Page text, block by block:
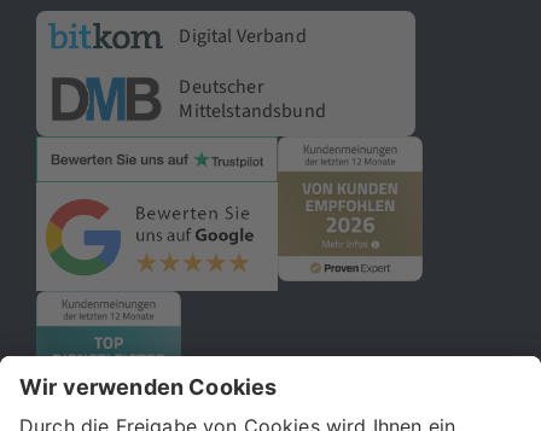
Digital Verband
Deutscher
Mittelstandsbund